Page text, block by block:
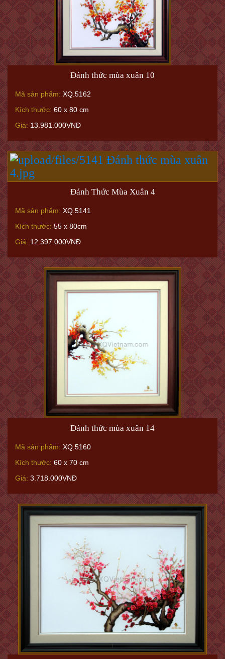
Đánh thức mùa xuân 10
Mã sản phẩm: XQ.5162
Kích thước: 60 x 80 cm
Giá: 13.981.000VNĐ
Đánh Thức Mùa Xuân 4
Mã sản phẩm: XQ.5141
Kích thước: 55 x 80cm
Giá: 12.397.000VNĐ
Đánh thức mùa xuân 14
Mã sản phẩm: XQ.5160
Kích thước: 60 x 70 cm
Giá: 3.718.000VNĐ